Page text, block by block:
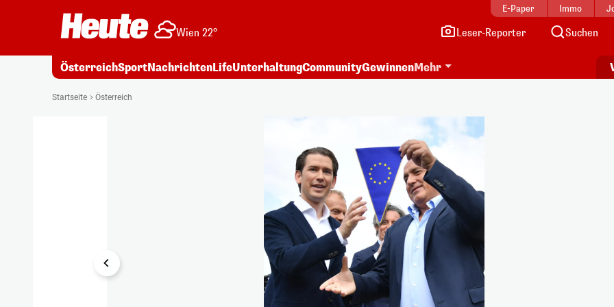
E-Paper Immo
Wien 22° Leser-Reporter Suchen
ÖsterreichSportNachrichtenLifeUnterhaltungCommunityGewinnenMehr
Startseite Österreich